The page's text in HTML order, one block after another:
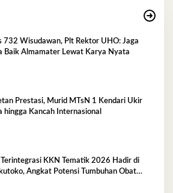
732 Wisudawan, Plt Rektor UHO: Jaga
Baik Almamater Lewat Karya Nyata
Prestasi, Murid MTsN 1 Kendari Ukir
hingga Kancah Internasional
Terintegrasi KKN Tematik 2026 Hadir di
Angkat Potensi Tumbuhan Obat